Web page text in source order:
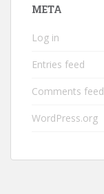
META
Log in
Entries feed
Comments feed
WordPress.org